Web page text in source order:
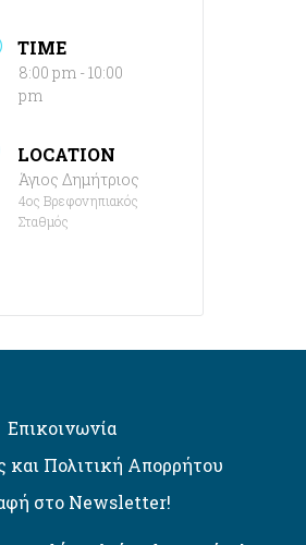
TIME
8:00 pm - 10:00
pm
LOCATION
Άγιος Δημήτριος
4ος Βρεφονηπιακός
Σταθμός
Επικοινωνία
και Πολιτική Απορρήτου
στο Newsletter!